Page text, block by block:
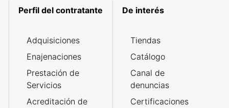
Perfil del contratante
Adquisiciones
Enajenaciones
Prestación de
Servicios
Acreditación de
De interés
Tiendas
Catálogo
Canal de
denuncias
Certificaciones